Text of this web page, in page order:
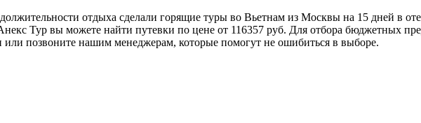
отдыха сделали горящие туры во Вьетнам из Москвы на 15 дней в
Тур вы можете найти путевки по цене от 116357 руб. Для отбора бюджетных
позвоните нашим менеджерам, которые помогут не ошибиться в выборе.